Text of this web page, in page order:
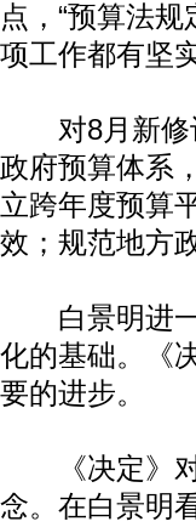
点，“预算法
项工作都有坚
对8月新修订
政府预算体系
立跨年度预算
效；规范地方
白景明进一
化的基础。《
要的进步。
《决定》对
念。在白景明